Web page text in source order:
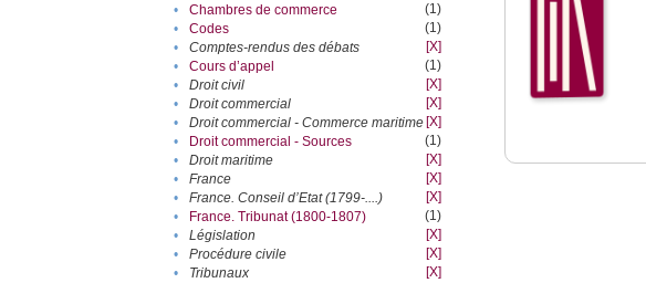
•
Chambres de commerce
(1)
•
Codes
(1)
•
Comptes-rendus des débats
[X]
•
Cours d’appel
(1)
•
Droit civil
[X]
•
Droit commercial
[X]
•
Droit commercial - Commerce maritime [X]
•
Droit commercial - Sources
(1)
•
Droit maritime
[X]
•
France
[X]
•
France. Conseil d’Etat (1799-....)
[X]
•
France. Tribunat (1800-1807)
(1)
•
Législation
[X]
•
Procédure civile
[X]
•
Tribunaux
[X]